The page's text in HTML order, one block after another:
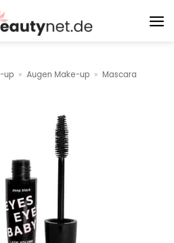
up » Augen Make-up » Mascara